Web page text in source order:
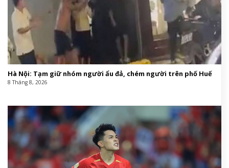
Hà Nội: Tạm giữ nhóm người ẩu đả, chém người trên phố Huế
8 Tháng 8, 2026